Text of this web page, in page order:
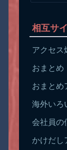
相互サ
アクセス
おまとめ
おまとめ
海外いろ
会社員の
かけだし